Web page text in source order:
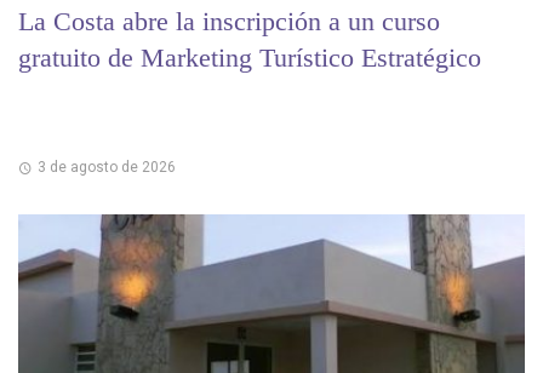
La Costa abre la inscripción a un curso
gratuito de Marketing Turístico Estratégico
3 de agosto de 2026